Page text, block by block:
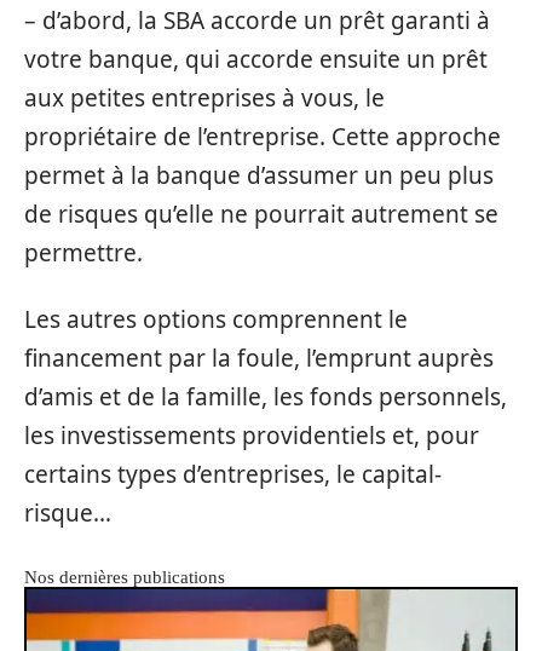
– d’abord, la SBA accorde un prêt garanti à
votre banque, qui accorde ensuite un prêt
aux petites entreprises à vous, le
propriétaire de l’entreprise. Cette approche
permet à la banque d’assumer un peu plus
de risques qu’elle ne pourrait autrement se
permettre.
Les autres options comprennent le
financement par la foule, l’emprunt auprès
d’amis et de la famille, les fonds personnels,
les investissements providentiels et, pour
certains types d’entreprises, le capital-
risque…
Nos dernières publications